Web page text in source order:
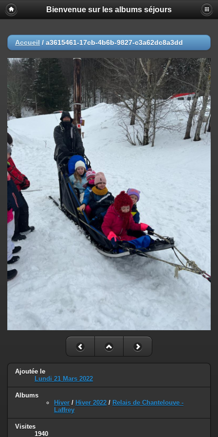
Bienvenue sur les albums séjours
Accueil / a3615461-17cb-4b6b-9827-c3a62dc8a3dd
Ajoutée le
Lundi 21 Mars 2022
Albums
Hiver / Hiver 2022 / Relais de Chantelouve -
Laffrey
Visites
1940